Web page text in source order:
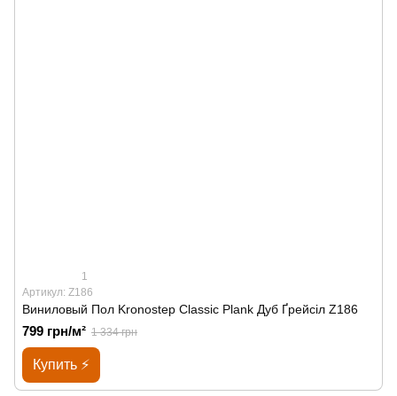
1
Артикул: Z186
Виниловый Пол Kronostep Classic Plank Дуб Ґрейсіл Z186
799 грн/м² 1 334 грн
Купить ⚡